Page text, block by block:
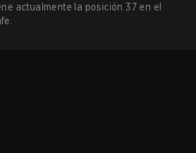
actualmente la posición 37 en el